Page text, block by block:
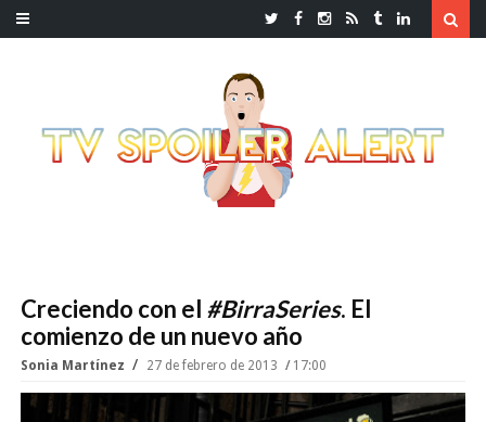
Creciendo con el #BirraSeries. El
comienzo de un nuevo año
Sonia Martínez 27 de febrero de 2013 17:00